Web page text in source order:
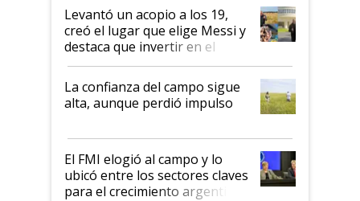
Levantó un acopio a los 19,
creó el lugar que elige Messi y
destaca que invertir en el
kirchnerismo era como "darle
plata a un hijo para droga":
Juan Félix Rossetti, el libertario
que de una dura crisis salió
de Milei
La confianza del campo sigue
alta, aunque perdió impulso
El FMI elogió al campo y lo
ubicó entre los sectores claves
para el crecimiento argentino